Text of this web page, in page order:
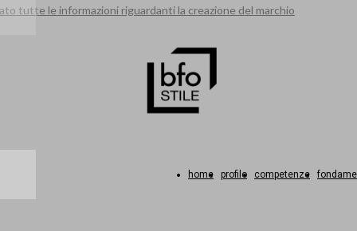
tutte le informazioni riguardanti la creazione del marchio
home profilo competenze